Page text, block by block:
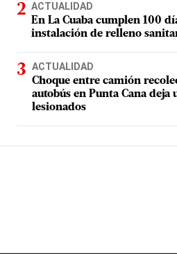
ACTUALIDAD
En La Cuaba cumplen 100
instalación de relleno
ACTUALIDAD
Choque entre camión
autobús en Punta Cana deja
lesionados